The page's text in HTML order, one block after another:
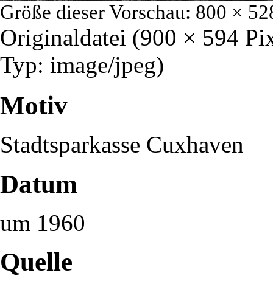
Größe dieser Vorschau: 800 ×
Originaldatei (900 × 594
Typ: image/jpeg)
Motiv
Stadtsparkasse Cuxhaven
Datum
um 1960
Quelle